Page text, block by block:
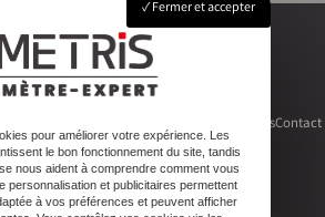
Copropriété Topographie Autres activitésContact
Fermer et accepter
pour améliorer votre expérience. Les
le bon fonctionnement du site, tandis
nous aident à comprendre comment vous
personnalisation et publicitaires permettent
à vos préférences et peuvent afficher